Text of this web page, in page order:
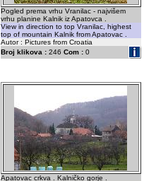
Pogled prema vrhu Vranilac - najvišem
vrhu planine Kalnik iz Apatovca .
View in direction to top Vranilac, highest
top of mountain Kalnik from Apatovac .
Autor : Pictures from Croatia
Broj klikova :246 Com :0
Apatovac crkva . Kalničko gorje .